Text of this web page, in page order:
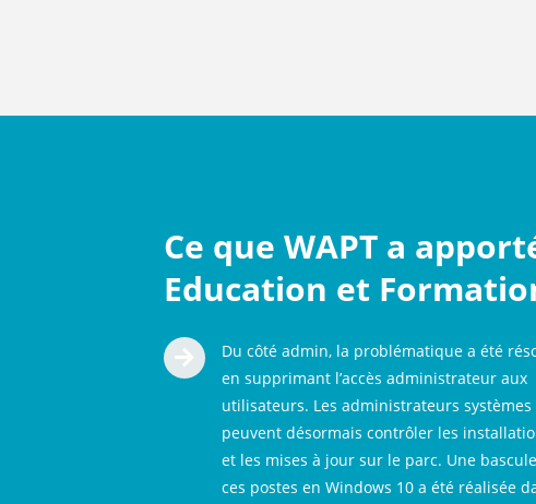
Ce que WAPT a
Education et

Du côté admin, la problématique a été
en supprimant l’accès administrateur aux
utilisateurs. Les administrateurs systèmes
peuvent désormais contrôler les
et les mises à jour sur le parc. Une
ces postes en Windows 10 a été réalisée